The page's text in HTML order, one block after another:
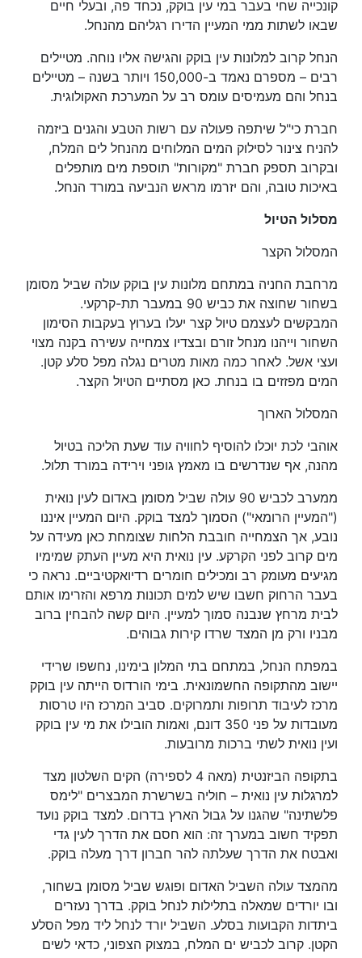
קונכייה שחי בעבר במי עין בוקק, נכחד פה, ובעלי חיים
שבאו לשתות ממי המעיין הדירו רגליהם מהנחל.
הנחל קרוב למלונות עין בוקק והגישה אליו נוחה. מטיילים
רבים – מספרם נאמד ב-150,000 ויותר בשנה – מטיילים
בנחל והם מעמיסים עומס רב על המערכת האקולוגית.
חברת כי"ל שיתפה פעולה עם רשות הטבע והגנים ביזמה
להניח צינור לסילוק המים המלוחים מהנחל לים המלח,
ובקרוב תספק חברת "מקורות" תוספת מים מותפלים
באיכות טובה, והם יזרמו מראש הנביעה במורד הנחל.
מסלול הטיול
המסלול הקצר
מרחבת החניה במתחם מלונות עין בוקק עולה שביל מסומן
בשחור שחוצה את כביש 90 במעבר תת-קרקעי.
המבקשים לעצמם טיול קצר יעלו בערוץ בעקבות הסימון
השחור וייהנו מנחל זורם ובצדיו צמחייה עשירה בקנה מצוי
ועצי אשל. לאחר כמה מאות מטרים נגלה מפל סלע קטן.
המים מפזזים בו בנחת. כאן מסתיים הטיול הקצר.
המסלול הארוך
אוהבי לכת יוכלו להוסיף לחוויה עוד שעת הליכה בטיול
מהנה, אף שנדרשים בו מאמץ גופני וירידה במורד תלול.
ממערב לכביש 90 עולה שביל מסומן באדום לעין נואית
("המעיין הרומאי") הסמוך למצד בוקק. היום המעיין איננו
נובע, אך הצמחייה חובבת הלחות שצומחת כאן מעידה על
מים קרוב לפני הקרקע. עין נואית היא מעיין העתק שמימיו
מגיעים מעומק רב ומכילים חומרים רדיואקטיביים. נראה כי
בעבר הרחוק חשבו שיש למים תכונות מרפא והזרימו אותם
לבית מרחץ שנבנה סמוך למעיין. היום קשה להבחין ברוב
מבניו ורק מן המצד שרדו קירות גבוהים.
במפתח הנחל, במתחם בתי המלון בימינו, נחשפו שרידי
יישוב מהתקופה החשמונאית. בימי הורדוס הייתה עין בוקק
מרכז לעיבוד תרופות ותמרוקים. סביב המרכז היו טרסות
מעובדות על פני 350 דונם, ואמות הובילו את מי עין בוקק
ועין נואית לשתי ברכות מרובעות.
בתקופה הביזנטית (מאה 4 לספירה) הקים השלטון מצד
למרגלות עין נואית – חוליה בשרשרת המבצרים "לימס
פלשתינה" שהגנו על גבול הארץ בדרום. למצד בוקק נועד
תפקיד חשוב במערך זה: הוא חסם את הדרך לעין גדי
ואבטח את הדרך שעלתה להר חברון דרך מעלה בוקק.
מהמצד עולה השביל האדום ופוגש שביל מסומן בשחור,
ובו יורדים שמאלה בתלילות לנחל בוקק. בדרך נעזרים
ביתדות הקבועות בסלע. השביל יורד לנחל ליד מפל הסלע
הקטן. קרוב לכביש ים המלח, במצוק הצפוני, כדאי לשים